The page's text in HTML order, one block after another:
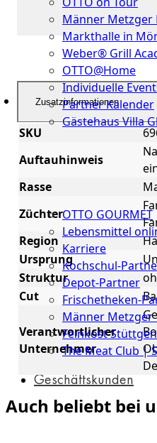
Männer Metzger
Markthalle in
Weber® Grill
OTTO@Home
Individuelle
Partner Kalender
Gästehaus Villa
uns
OTTO GOURMET
Lebensmittel
Karriere
Kochschul-
Depot-Partner
Frischetheken-
Männer
Feinkost
The Meat Club |
Geschäftskunden
Zusatzinformationen
SKU
Auftauhinweis
Rasse
Züchter
Region
Ursprung
Struktur
Cut
Verantwortlicher
Unternehmer
Auch beliebt bei